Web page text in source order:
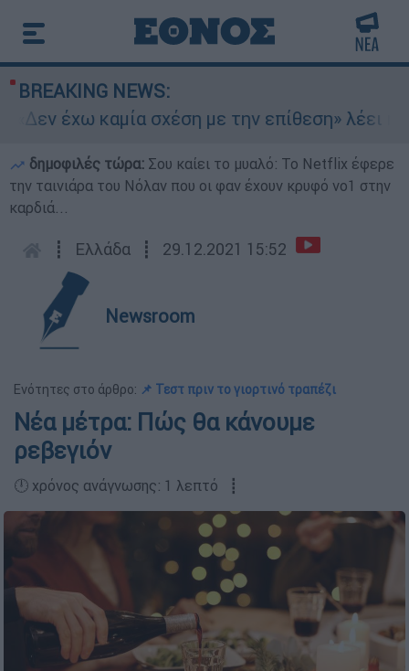
BREAKING NEWS:
έχω καμία σχέση με την επίθεση» λέει η
δημοφιλές τώρα: Σου καίει το μυαλό: Το Netflix έφερε
την ταινιάρα του Νόλαν που οι φαν έχουν κρυφό νο1 στην
καρδιά...
┋ Ελλάδα ┋ 29.12.2021 15:52
Newsroom
Ενότητες στο άρθρο: 📌 Τεστ πριν το γιορτινό τραπέζι
Νέα μέτρα: Πώς θα κάνουμε
ρεβεγιόν
🕛 χρόνος ανάγνωσης: 1 λεπτό ┋